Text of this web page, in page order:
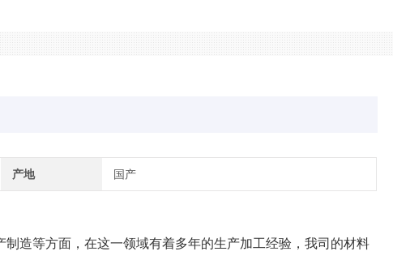
产地 国产
制造等方面，在这一领域有着多年的生产加工经验，我司的材料